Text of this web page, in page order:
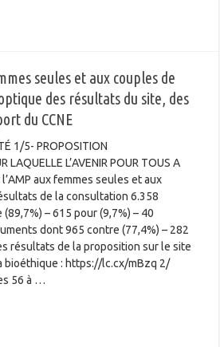
seules et aux couples de
des résultats du site, des
du CCNE
1/5- PROPOSITION
LAQUELLE L’AVENIR POUR TOUS A
l’AMP aux femmes seules et aux
de la consultation 6.358
– 615 pour (9,7%) – 40
dont 965 contre (77,4%) – 282
résultats de la proposition sur le site
bioéthique : https://lc.cx/mBzq 2/
56 à …